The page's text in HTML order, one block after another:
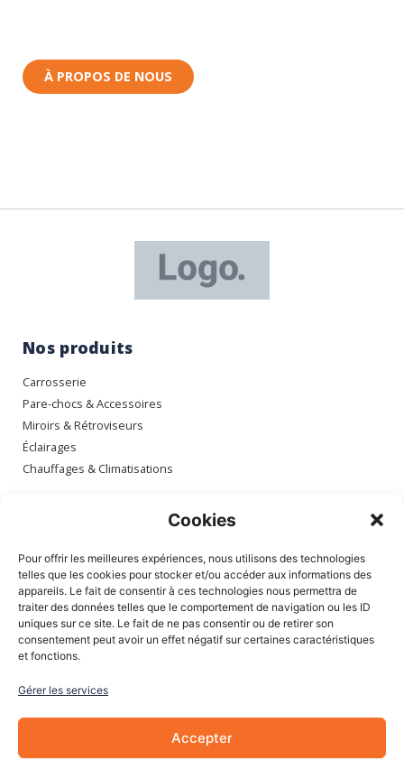
Cookies
Pour offrir les meilleures expériences, nous utilisons des technologies
telles que les cookies pour stocker et/ou accéder aux informations des
appareils. Le fait de consentir à ces technologies nous permettra de
traiter des données telles que le comportement de navigation ou les ID
uniques sur ce site. Le fait de ne pas consentir ou de retirer son
consentement peut avoir un effet négatif sur certaines caractéristiques
et fonctions.
Gérer les services
Accepter
À PROPOS DE NOUS
Nos produits
Carrosserie
Pare-chocs & Accessoires
Miroirs & Rétroviseurs
Éclairages
Chauffages & Climatisations
Mon compte
Mes commandes
Mes adresses
Mon panier
Informations
À Propos de nous
Blog